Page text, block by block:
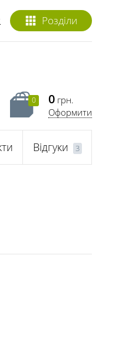
Розділи
0 0 грн.
Оформити
Відгуки 3